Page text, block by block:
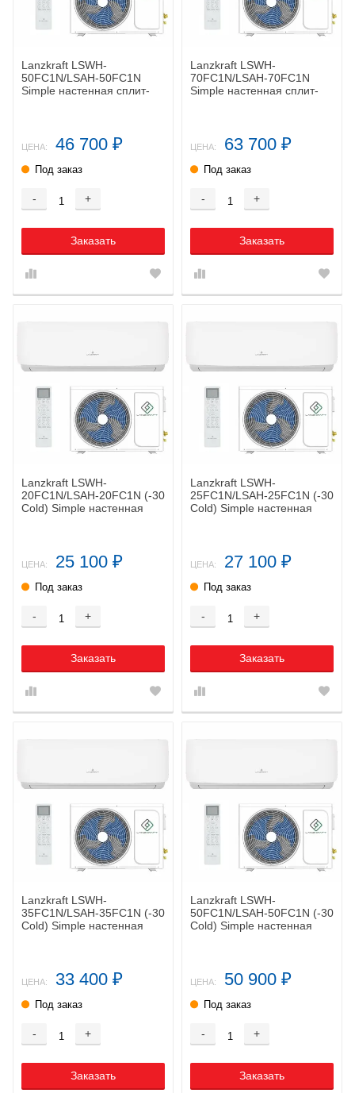
Lanzkraft LSWH-
50FC1N/LSAH-50FC1N
Simple настенная сплит-
ЦЕНА: 46 700 ₽
Под заказ
- +
Заказать
Lanzkraft LSWH-
70FC1N/LSAH-70FC1N
Simple настенная сплит-
ЦЕНА: 63 700 ₽
Под заказ
- +
Заказать
Lanzkraft LSWH-
20FC1N/LSAH-20FC1N (-30
Cold) Simple настенная
ЦЕНА: 25 100 ₽
Под заказ
- +
Заказать
Lanzkraft LSWH-
25FC1N/LSAH-25FC1N (-30
Cold) Simple настенная
ЦЕНА: 27 100 ₽
Под заказ
- +
Заказать
Lanzkraft LSWH-
35FC1N/LSAH-35FC1N (-30
Cold) Simple настенная
ЦЕНА: 33 400 ₽
Под заказ
- +
Заказать
Lanzkraft LSWH-
50FC1N/LSAH-50FC1N (-30
Cold) Simple настенная
ЦЕНА: 50 900 ₽
Под заказ
- +
Заказать